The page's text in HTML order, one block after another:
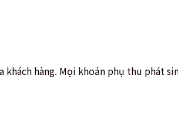
hàng. Mọi khoản phụ thu phát